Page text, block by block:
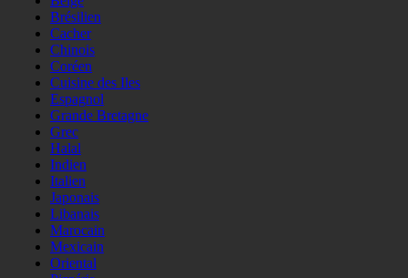
Brésilien
Cacher
Chinois
Coréen
Cuisine des Iles
Espagnol
Grande Bretagne
Grec
Halal
Indien
Italien
Japonais
Libanais
Marocain
Mexicain
Oriental